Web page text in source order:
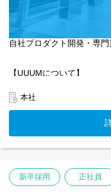
自社プロダクト開発・専
【UUUMについて】
ント企業として認知されて
クリエイターのネットワ
リエイターとの接点とな
ースを構築しています。
まず1つ目はあらゆるテク
動や収益安定化を仕組み
本社
新卒採用 正社員